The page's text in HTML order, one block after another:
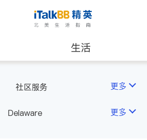
生活
社区服务 更多
Delaware 更多